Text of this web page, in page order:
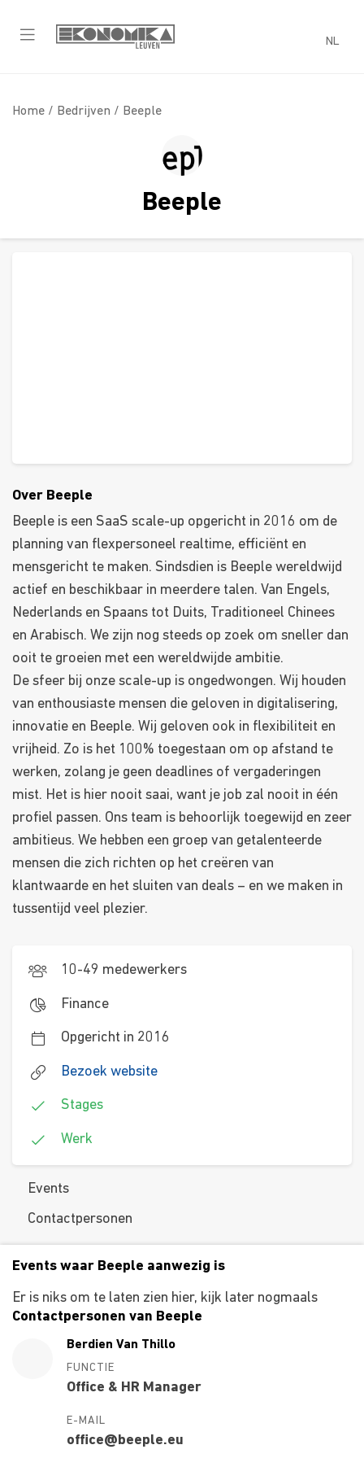
NL
Home / Bedrijven / Beeple
Beeple
Over Beeple
Beeple is een SaaS scale-up opgericht in 2016 om de
planning van flexpersoneel realtime, efficiënt en
mensgericht te maken. Sindsdien is Beeple wereldwijd
actief en beschikbaar in meerdere talen. Van Engels,
Nederlands en Spaans tot Duits, Traditioneel Chinees
en Arabisch. We zijn nog steeds op zoek om sneller dan
ooit te groeien met een wereldwijde ambitie.
De sfeer bij onze scale-up is ongedwongen. Wij houden
van enthousiaste mensen die geloven in digitalisering,
innovatie en Beeple. Wij geloven ook in flexibiliteit en
vrijheid. Zo is het 100% toegestaan om op afstand te
werken, zolang je geen deadlines of vergaderingen
mist. Het is hier nooit saai, want je job zal nooit in één
profiel passen. Ons team is behoorlijk toegewijd en zeer
ambitieus. We hebben een groep van getalenteerde
mensen die zich richten op het creëren van
klantwaarde en het sluiten van deals – en we maken in
tussentijd veel plezier.
10-49 medewerkers
Finance
Opgericht in 2016
Bezoek website
Stages
Werk
Events
Contactpersonen
Events waar Beeple aanwezig is
Er is niks om te laten zien hier, kijk later nogmaals
Contactpersonen van Beeple
Berdien Van Thillo
FUNCTIE
Office & HR Manager
E-MAIL
office@beeple.eu